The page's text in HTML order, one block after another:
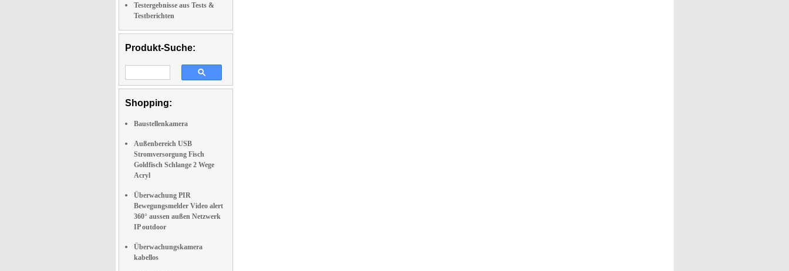
Testergebnisse aus Tests &
Testberichten
Produkt-Suche:
Shopping:
Baustellenkamera
Außenbereich USB
Stromversorgung Fisch
Goldfisch Schlange 2 Wege
Acryl
Überwachung PIR
Bewegungsmelder Video alert
360° aussen außen Netzwerk
IP outdoor
Überwachungskamera
kabellos